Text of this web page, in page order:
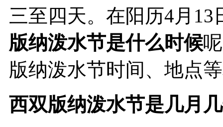
三至四天。在阳历4月
版纳泼水节是什么时候
版纳泼水节时间、地点
西双版纳泼水节是几月